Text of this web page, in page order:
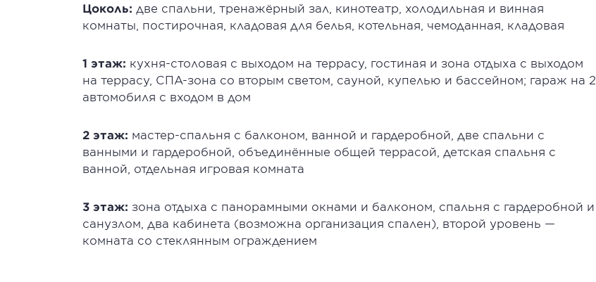
Цоколь: две спальни, тренажёрный зал, кинотеатр, холодильная и винная
комнаты, постирочная, кладовая для белья, котельная, чемоданная, кладовая
1 этаж: кухня-столовая с выходом на террасу, гостиная и зона отдыха с выходом
на террасу, СПА-зона со вторым светом, сауной, купелью и бассейном; гараж на 2
автомобиля с входом в дом
2 этаж: мастер-спальня с балконом, ванной и гардеробной, две спальни с
ванными и гардеробной, объединённые общей террасой, детская спальня с
ванной, отдельная игровая комната
3 этаж: зона отдыха с панорамными окнами и балконом, спальня с гардеробной и
санузлом, два кабинета (возможна организация спален), второй уровень —
комната со стеклянным ограждением